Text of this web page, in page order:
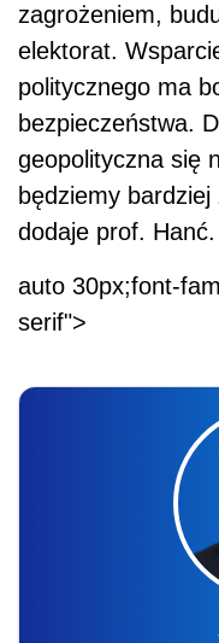
zagrożeniem,
elektorat.
politycznego ma
bezpieczeństwa.
geopolityczna się
będziemy
dodaje prof. Hanć.
auto 30px;font-
serif">